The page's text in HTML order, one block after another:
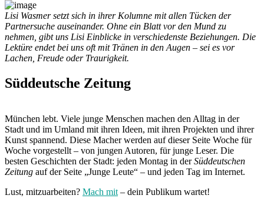
Lisi Wasmer setzt sich in ihrer Kolumne mit allen Tücken der
Partnersuche auseinander. Ohne ein Blatt vor den Mund zu
nehmen, gibt uns Lisi Einblicke in verschiedenste Beziehungen. Die
Lektüre endet bei uns oft mit Tränen in den Augen – sei es vor
Lachen, Freude oder Traurigkeit.
Süddeutsche Zeitung
München lebt. Viele junge Menschen machen den Alltag in der
Stadt und im Umland mit ihren Ideen, mit ihren Projekten und ihrer
Kunst spannend. Diese Macher werden auf dieser Seite Woche für
Woche vorgestellt – von jungen Autoren, für junge Leser. Die
besten Geschichten der Stadt: jeden Montag in derSüddeutschen
Zeitung auf der Seite „Junge Leute“ – und jeden Tag im Internet.
Lust, mitzuarbeiten? Mach mit – dein Publikum wartet!